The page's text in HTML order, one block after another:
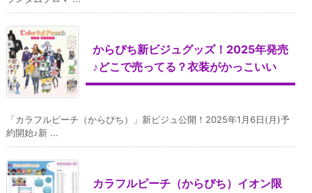
からぴち新ビジュグッズ！2025年発売
♪どこで売ってる？衣装がかっこいい
「カラフルピーチ（からぴち）」新ビジュ公開！2025年1月6日(月)予
約開始♪新 ...
カラフルピーチ（からぴち）イオン限